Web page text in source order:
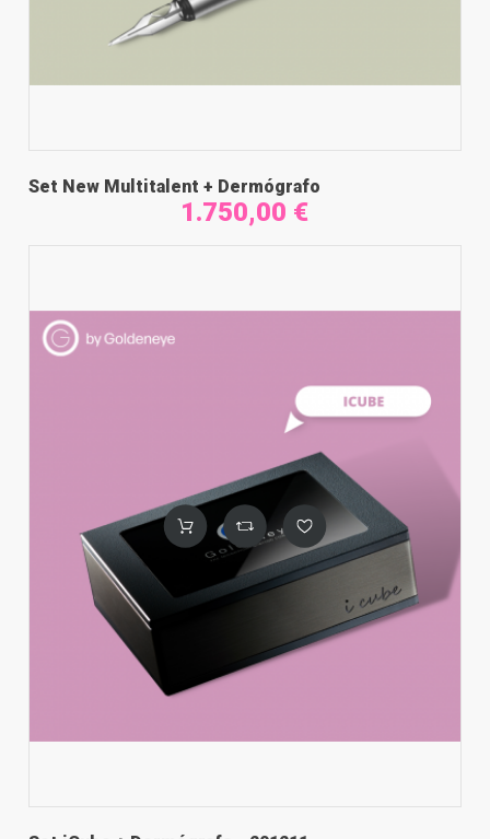
Set New Multitalent + Dermógrafo
1.750,00 €